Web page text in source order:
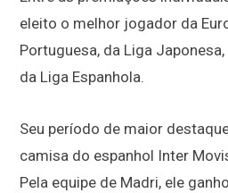
eleito o melhor jogador da
Portuguesa, da Liga
da Liga Espanhola.
Seu período de maior
camisa do espanhol Inter
Pela equipe de Madri, ele